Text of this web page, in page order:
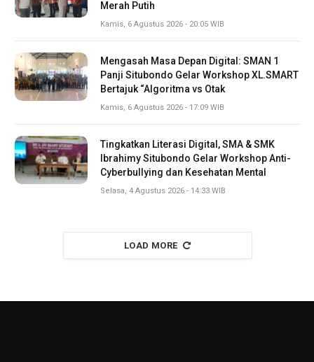
Merah Putih
Kamis, 6 Agustus 2026 - 20:05 WIB
Mengasah Masa Depan Digital: SMAN 1
Panji Situbondo Gelar Workshop XL.SMART
Bertajuk “Algoritma vs Otak
Kamis, 6 Agustus 2026 - 17:09 WIB
Tingkatkan Literasi Digital, SMA & SMK
Ibrahimy Situbondo Gelar Workshop Anti-
Cyberbullying dan Kesehatan Mental
Selasa, 4 Agustus 2026 - 14:33 WIB
LOAD MORE